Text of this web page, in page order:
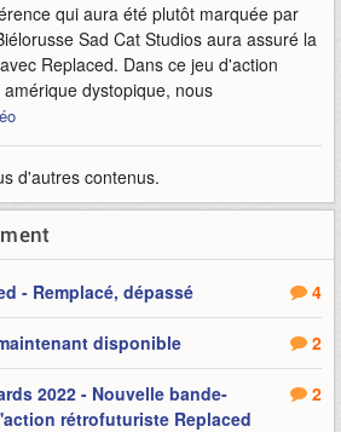
qui aura été plutôt marquée par
Sad Cat Studios aura assuré la
Replaced. Dans ce jeu d'action
dystopique, nous
d'autres contenus.
4
- Remplacé, dépassé
2
disponible
2
2022 - Nouvelle bande-
rétrofuturiste Replaced